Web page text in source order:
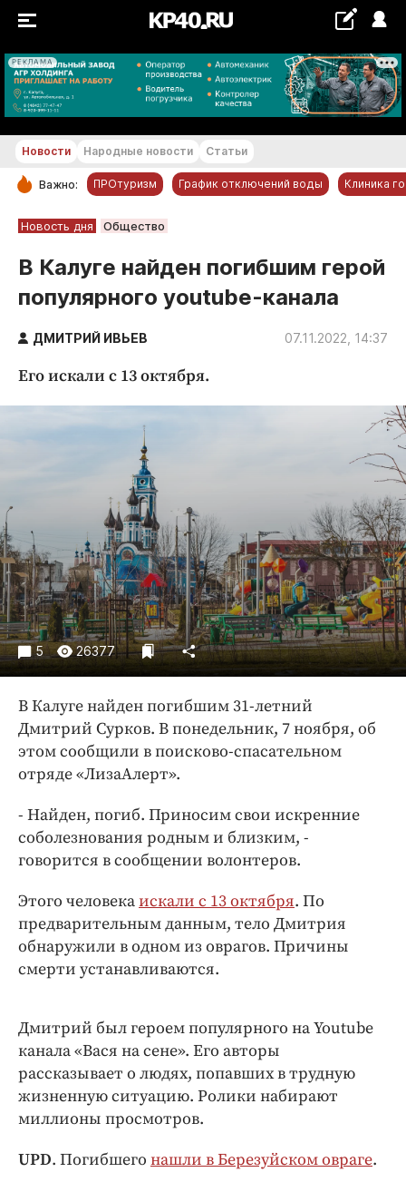
РЕКЛАМА
+25...+26 °С
РУБРИКИ
Новости компаний
Статьи
Народные новости
Авто и транспорт
Благоустройство
Недвижимость и ЖКХ
Образование
Общество
Погода
Праздники
Происшествия
Спорт
Экономика и бизнес
ПРОЕКТЫ
Блоги
Издания
Интересное чтиво
Клиника года
Бренд года
Работодатель года
Новости Народные новости Статьи
Важно: ПРОтуризм График отключений воды Клиника
Новость дня Общество
В Калуге найден погибшим герой
популярного youtube-канала
ДМИТРИЙ ИВЬЕВ 07.11.2022, 14:37
Его искали с 13 октября.
5 26377
В Калуге найден погибшим 31-летний
Дмитрий Сурков. В понедельник, 7 ноября, об
этом сообщили в поисково-спасательном
отряде «ЛизаАлерт».
- Найден, погиб. Приносим свои искренние
соболезнования родным и близким, -
говорится в сообщении волонтеров.
Этого человекаискали с 13 октября. По
предварительным данным, тело Дмитрия
обнаружили в одном из оврагов. Причины
смерти устанавливаются.
Дмитрий был героем популярного на Youtube
канала «Вася на сене». Его авторы
рассказывает о людях, попавших в трудную
жизненную ситуацию. Ролики набирают
миллионы просмотров.
UPD. Погибшего нашли в Березуйском овраге.